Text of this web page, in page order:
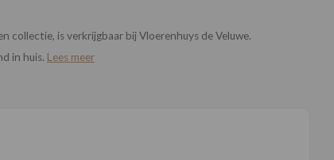
collectie, is verkrijgbaar bij Vloerenhuys de Veluwe.
in huis. Lees meer